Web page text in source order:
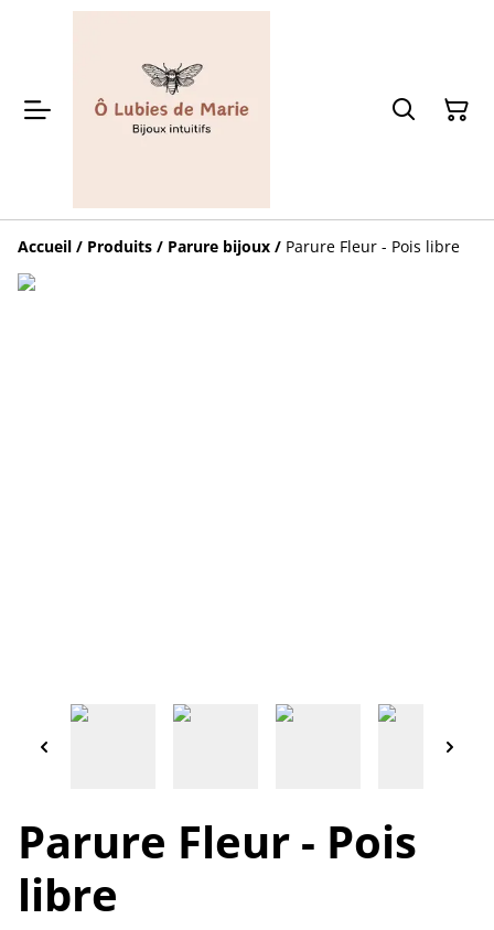
Accueil / Produits / Parure bijoux / Parure Fleur - Pois libre
Parure Fleur - Pois
libre